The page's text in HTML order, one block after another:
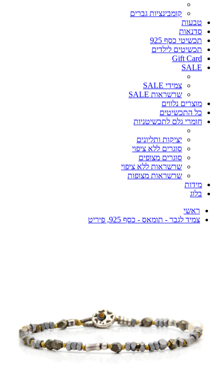
קומבינציות גברים
טבעות
סדנאות
תכשיטי כסף 925
תכשיטים לילדים
Gift Card
SALE
צמידי SALE
שרשראות SALE
מוצרים נלווים
כל התכשיטים
חומרי גלם לתכשיטניות
יציקות ותליונים
סוגרים ללא ציפוי
סוגרים מצופים
שרשראות ללא ציפוי
שרשראות מצופות
מידות
בלוג
ראשי
צמיד לגבר - תומאס - כסף 925, פיריט